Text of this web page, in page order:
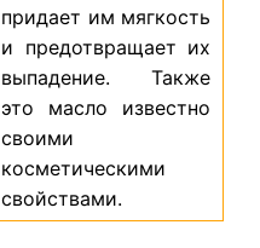
придает им мягкость
и предотвращает их
выпадение. Также
это масло известно
своими
косметическими
свойствами.